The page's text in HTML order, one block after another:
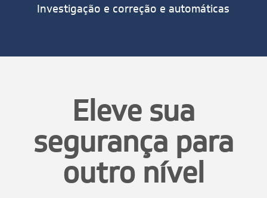
Investigação e correção e automáticas
Eleve sua
segurança para
outro nível